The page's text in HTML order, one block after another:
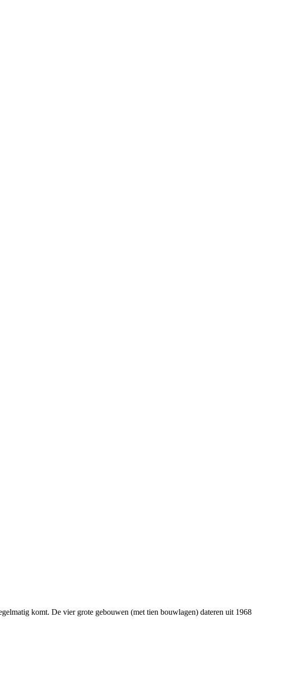
komt. De vier grote gebouwen (met tien bouwlagen) dateren uit 1968